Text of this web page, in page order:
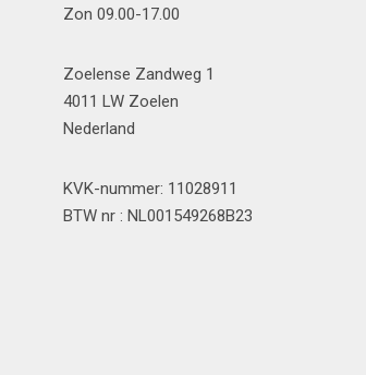
Zon 09.00-17.00
Zoelense Zandweg 1
4011 LW Zoelen
Nederland
KVK-nummer: 11028911
BTW nr : NL001549268B23